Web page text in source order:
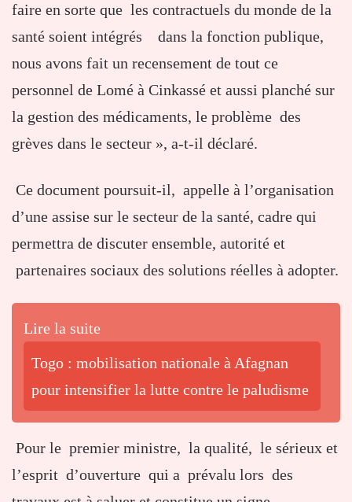
faire en sorte que les contractuels du monde de la
santé soient intégrés dans la fonction publique,
nous avons fait un recensement de tout ce
personnel de Lomé à Cinkassé et aussi planché sur
la gestion des médicaments, le problème des
grèves dans le secteur », a-t-il déclaré.
Ce document poursuit-il, appelle à l’organisation
d’une assise sur le secteur de la santé, cadre qui
permettra de discuter ensemble, autorité et
partenaires sociaux des solutions réelles à adopter.
Lire la suite
Togo : mobilisation nationale à Afagnan
pour intensifier la lutte contre le paludisme
Pour le premier ministre, la qualité, le sérieux et
l’esprit d’ouverture qui a prévalu lors des